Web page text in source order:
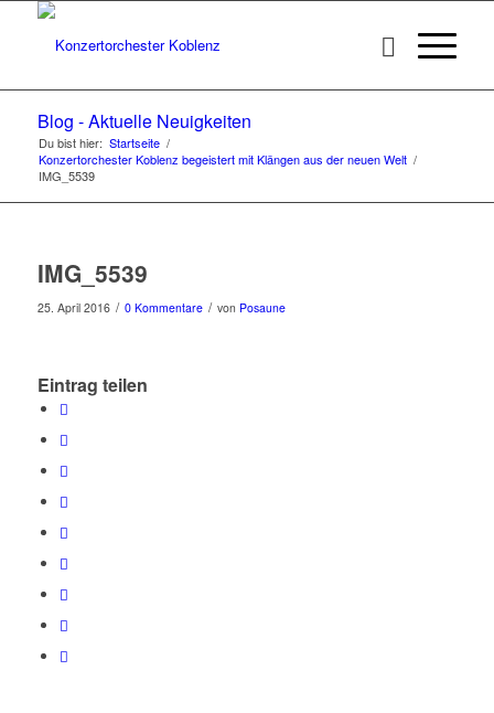
Blog - Aktuelle Neuigkeiten
Du bist hier: Startseite /
Konzertorchester Koblenz begeistert mit Klängen aus der neuen Welt /
IMG_5539
IMG_5539
25. April 2016 / 0 Kommentare / von Posaune
Eintrag teilen